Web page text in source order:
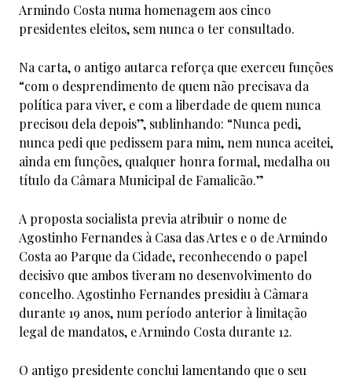
Armindo Costa numa homenagem aos cinco
presidentes eleitos, sem nunca o ter consultado.
Na carta, o antigo autarca reforça que exerceu funções
“com o desprendimento de quem não precisava da
política para viver, e com a liberdade de quem nunca
precisou dela depois”, sublinhando: “Nunca pedi,
nunca pedi que pedissem para mim, nem nunca aceitei,
ainda em funções, qualquer honra formal, medalha ou
título da Câmara Municipal de Famalicão.”
A proposta socialista previa atribuir o nome de
Agostinho Fernandes à Casa das Artes e o de Armindo
Costa ao Parque da Cidade, reconhecendo o papel
decisivo que ambos tiveram no desenvolvimento do
concelho. Agostinho Fernandes presidiu à Câmara
durante 19 anos, num período anterior à limitação
legal de mandatos, e Armindo Costa durante 12.
O antigo presidente conclui lamentando que o seu